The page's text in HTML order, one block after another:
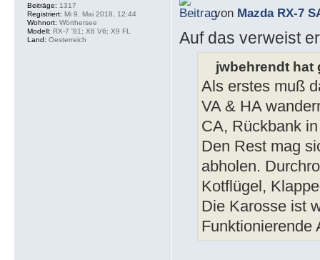
von Mazda RX-7
Auf das verweist
jwbehrendt hat
Als erstes muß
VA & HA
CA, Rückbank
Den Rest mag
abholen.
Kotflügel,
Die Karosse ist
Funktionierende
Beiträge: 1317
Registriert: Mi 9. Mai 2018, 12:44
Wohnort: Wörthersee
Modell: RX-7 '81; X6 V6; X9 FL
Land: Oesterreich